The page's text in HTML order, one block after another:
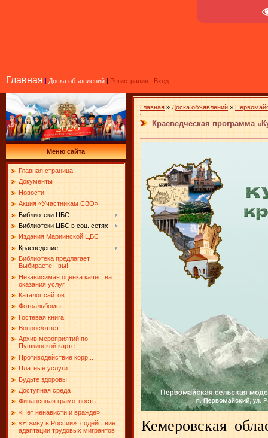
Главная | Доска объявлений | Регистрация | Вход
Меню сайта
Главная страница
Документы
Новости
Акция «Участникам СВО»
Библиотеки ЦБС
Библиотеки ЦБС в соц. сетях
Издания Мариинской ЦБС
Краеведение
Библиотека предлагает.
Выбираете - вы!
Независимая оценка качества
оказания услуг
Каталог сайтов
Фотоальбомы
Гостевая книга
Вопрос/ответ
Архив мероприятий по
Пушкинской карте
Противодействие корр...
Платные услуги
Будьте здоровы!
Доступная среда
Финансовая грамотность
«Нет ненависти и вражде»
«Я живу в России»: содействие
адаптации трудовых мигрантов
Главная » Доска объявлений »
Краеведческая программа
Кемеровская